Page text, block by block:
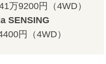
万9200円（4WD）
SENSING
円（4WD）